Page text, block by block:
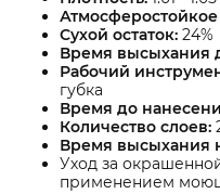
Сухой остаток: 24%
Время высыхания
Рабочий
губка
Время до
Количество слоев:
Время высыхания
Уход за
применением